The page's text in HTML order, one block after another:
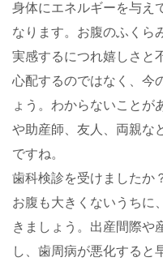
身体にエネルギーを与え
なります。お腹のふくら
実感するにつれ嬉しさと
心配するのではなく、今
ょう。わからないことが
や助産師、友人、両親な
ですね。
歯科検診を受けましたか
お腹も大きくないうちに
きましょう。出産間際や
し、歯周病が悪化すると